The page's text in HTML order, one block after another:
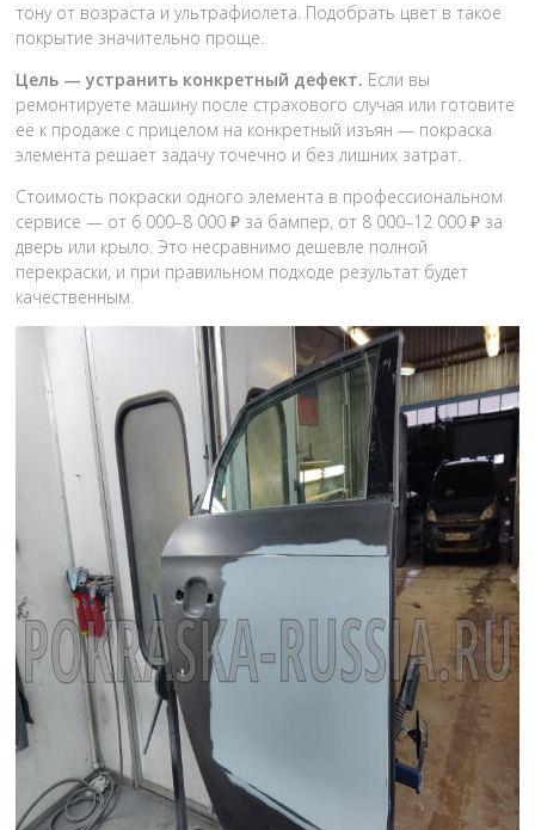
тону от возраста и ультрафиолета. Подобрать цвет в такое
покрытие значительно проще.
Цель — устранить конкретный дефект. Если вы
ремонтируете машину после страхового случая или готовите
её к продаже с прицелом на конкретный изъян — покраска
элемента решает задачу точечно и без лишних затрат.
Стоимость покраски одного элемента в профессиональном
сервисе — от 6 000–8 000 ₽ за бампер, от 8 000–12 000 ₽ за
дверь или крыло. Это несравнимо дешевле полной
перекраски, и при правильном подходе результат будет
качественным.